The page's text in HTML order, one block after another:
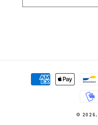
Moyens
© 2026,